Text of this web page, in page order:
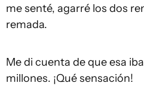
me senté, agarré los dos
remada.
Me di cuenta de que esa
millones. ¡Qué sensación!